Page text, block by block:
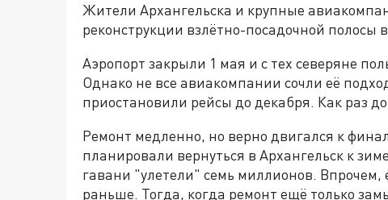
Жители Архангельска и крупные
реконструкции взлётно-посадочной полосы
Аэропорт закрыли 1 мая и с тех северяне
Однако не все авиакомпании сочли её
приостановили рейсы до декабря. Как раз
Ремонт медленно, но верно двигался к
планировали вернуться в Архангельск к
гавани "улетели" семь миллионов.
раньше. Тогда, когда ремонт ещё только